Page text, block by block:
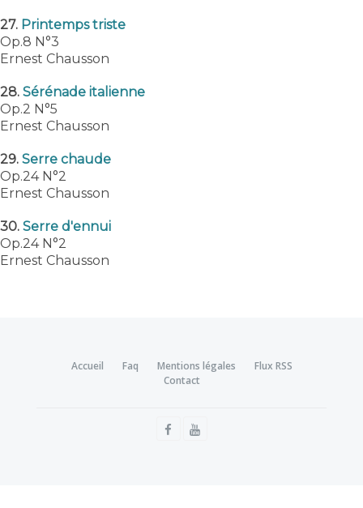
27. Printemps triste
Op.8 N°3
Ernest Chausson
28. Sérénade italienne
Op.2 N°5
Ernest Chausson
29. Serre chaude
Op.24 N°2
Ernest Chausson
30. Serre d'ennui
Op.24 N°2
Ernest Chausson
Accueil Faq Mentions légales
Flux RSS
Contact